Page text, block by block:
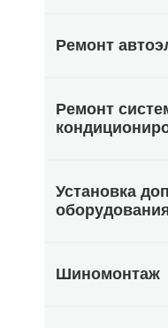
Ремонт
Ремонт
Установка
Шиномонтаж